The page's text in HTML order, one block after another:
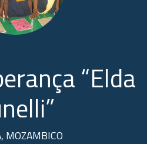
“Elda
MOZAMBICO